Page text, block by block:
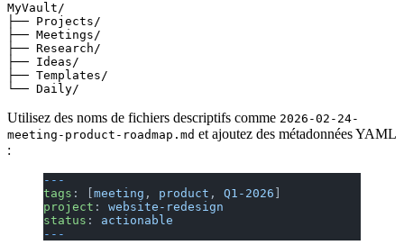
MyVault/
├── Projects/
├── Meetings/
├── Research/
├── Ideas/
├── Templates/
Utilisez des noms de fichiers descriptifs comme 2026-02-24-
meeting-product-roadmap.md et ajoutez des métadonnées YAML
:
---
tags : [ meeting , product , Q1-2026
project : website-redesign
status : actionable
---